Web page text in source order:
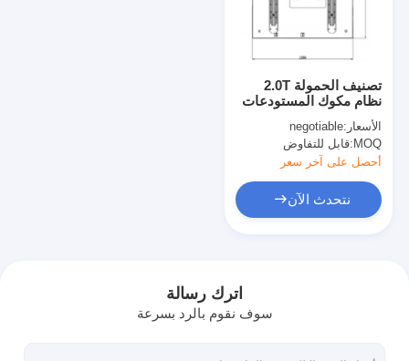
تصنيف الحمولة 2.0T
نظام مكوك المستودعات
المكوك
الأسعار:negotiable
MOQ: قابل للتفاوض
أحصل على آخر سعر
نتحدث الآن
اترك رسالة
سوف نقوم بالرد بسرعة